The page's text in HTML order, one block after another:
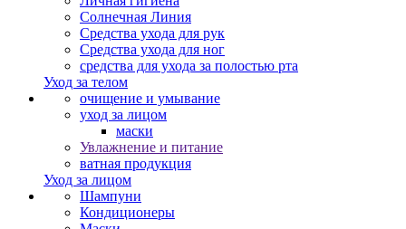
Солнечная Линия
Средства ухода для рук
Средства ухода для ног
средства для ухода за полостью рта
Уход за телом
очищение и умывание
уход за лицом
маски
Увлажнение и питание
ватная продукция
Уход за лицом
Шампуни
Кондиционеры